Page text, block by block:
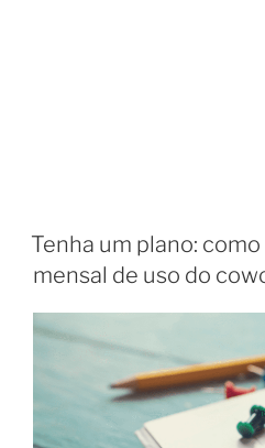
Tenha um plano:
mensal de uso do